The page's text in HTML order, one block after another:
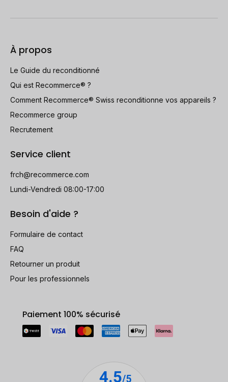
À propos
Le Guide du reconditionné
Qui est Recommerce® ?
Comment Recommerce® Swiss reconditionne vos appareils ?
Recommerce group
Recrutement
Service client
frch@recommerce.com
Lundi-Vendredi 08:00-17:00
Besoin d'aide ?
Formulaire de contact
FAQ
Retourner un produit
Pour les professionnels
Paiement 100% sécurisé